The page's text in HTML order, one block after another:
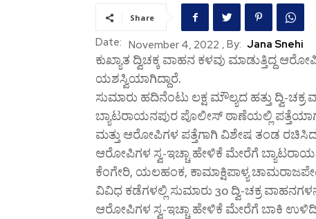
Share
Date: November 4, 2022 , By: Jana Snehi
ಕುಖ್ಯಾತ ದ್ವಿಚಕ್ಕ ವಾಹನ ಕಳವು ಮಾಡುತ್ತಿದ್ದ
ಯಶಸ್ವಿಯಾಗಿದ್ದಾರೆ.
ಸುಮಾರು ಹದಿನೆಂಟು ಲಕ್ಷ ಮೌಲ್ಯದ ಹತ್ತು ದ್ವಿ-
ಬ್ಯಾಟರಾಯನಪುರ ಪೊಲೀಸ್ ಠಾಣೆಯಲ್ಲಿ
ಮತ್ತು ಆರೋಪಿಗಳ ಪತ್ತೆಗಾಗಿ ವಿಶೇಷ ತಂಡ
ಆರೋಪಿಗಳ ಸ್ವ-ಇಚ್ಚಾ ಹೇಳಿಕೆ ಮೇರೆಗೆ
ಕೆಂಗೇರಿ, ಯಲಹಂಕ, ಕಾಮಾಕ್ಷಿಪಾಳ್ಯ
ವಿವಿಧ ಕಡೆಗಳಲ್ಲಿ ಸುಮಾರು 30 ದ್ವಿ-ಚಕ್ರ
ಆರೋಪಿಗಳ ಸ್ವ-ಇಚ್ಚಾ ಹೇಳಿಕೆ ಮೇರೆಗೆ ಬಾಕಿ